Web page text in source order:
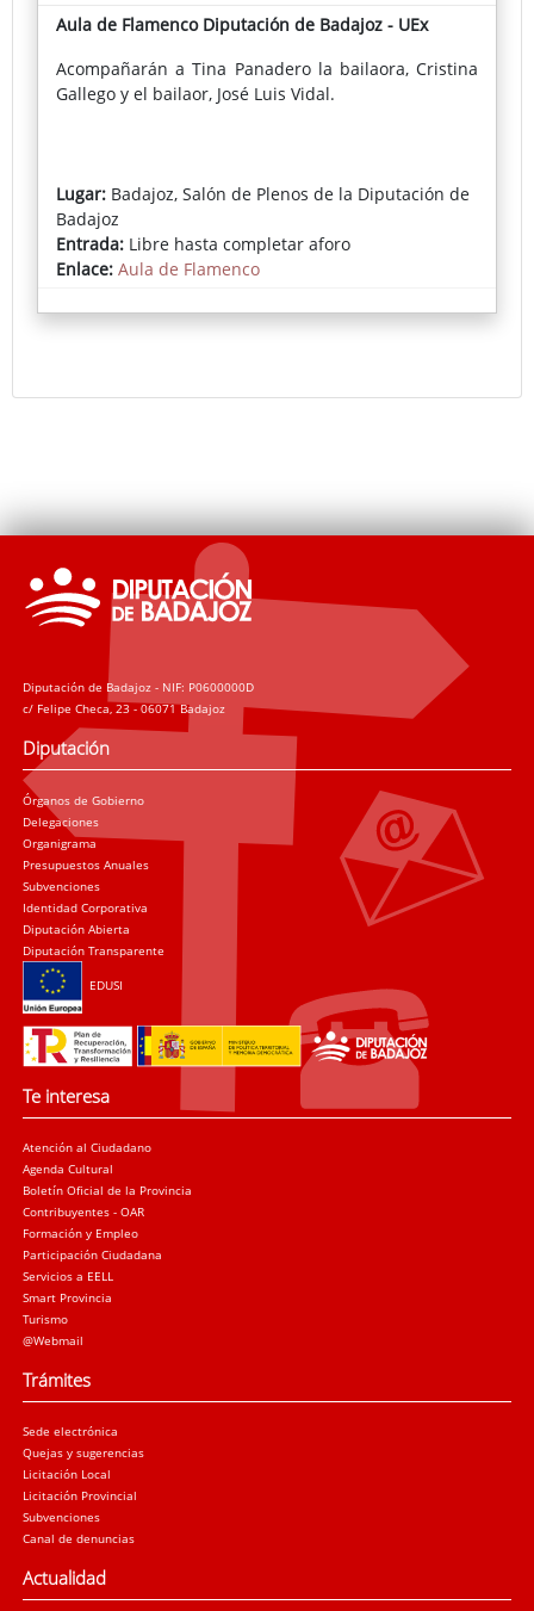
Aula de Flamenco Diputación de Badajoz - UEx
Acompañarán a Tina Panadero la bailaora, Cristina
Gallego y el bailaor, José Luis Vidal.
Lugar: Badajoz, Salón de Plenos de la Diputación de
Badajoz
Entrada: Libre hasta completar aforo
Enlace: Aula de Flamenco
Diputación de Badajoz - NIF: P0600000D
c/ Felipe Checa, 23 - 06071 Badajoz
Diputación
Órganos de Gobierno
Delegaciones
Organigrama
Presupuestos Anuales
Subvenciones
Identidad Corporativa
Diputación Abierta
Diputación Transparente
EDUSI
Te interesa
Atención al Ciudadano
Agenda Cultural
Boletín Oficial de la Provincia
Contribuyentes - OAR
Formación y Empleo
Participación Ciudadana
Servicios a EELL
Smart Provincia
Turismo
@Webmail
Trámites
Sede electrónica
Quejas y sugerencias
Licitación Local
Licitación Provincial
Subvenciones
Canal de denuncias
Actualidad